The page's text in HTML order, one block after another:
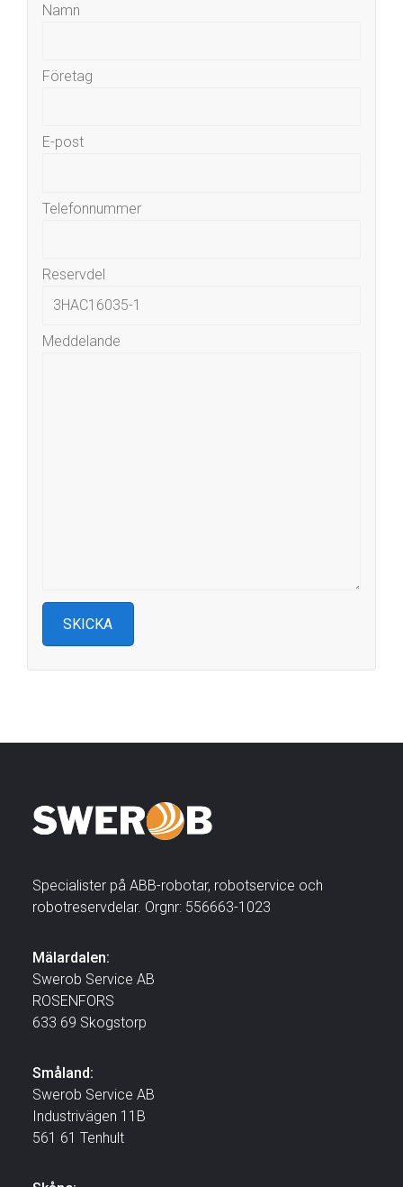
Namn
Företag
E-post
Telefonnummer
Reservdel
Meddelande
Specialister på ABB-robotar, robotservice och
robotreservdelar. Orgnr: 556663-1023
Mälardalen:
Swerob Service AB
ROSENFORS
633 69 Skogstorp
Småland:
Swerob Service AB
Industrivägen 11B
561 61 Tenhult